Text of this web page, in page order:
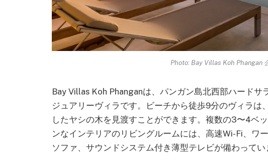
Photo: Bay Villas Koh Phangan
Bay Villas Koh Phanganは、パンガン島北西部ハード
ジュアリーヴィラです。ビーチから徒歩9分のヴィラは
したヤシの木を見渡すことができます。複数の3〜4ベ
ンなインテリアのリビングルームには、高速Wi-Fi、ワ
ソファ、サウンドシステム付き薄型テレビが備わってい